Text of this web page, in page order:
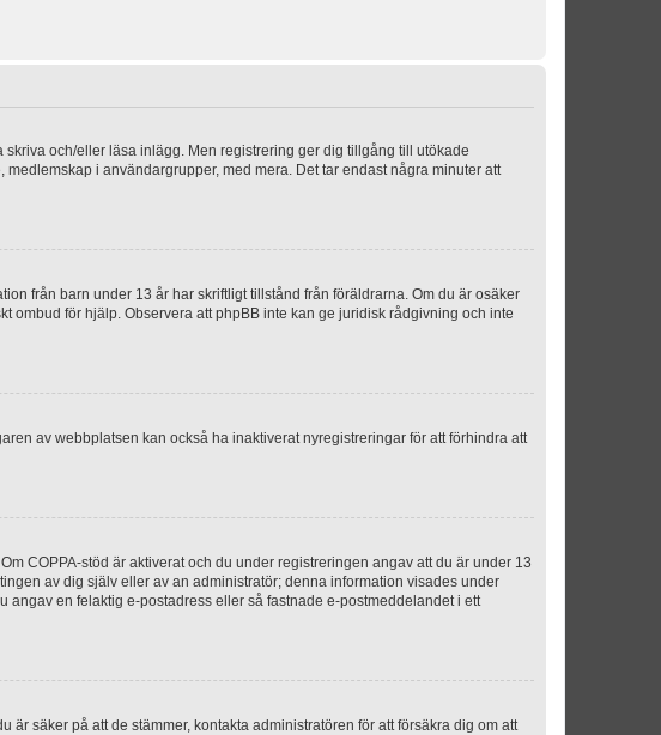
och/eller läsa inlägg. Men registrering ger dig tillgång till utökade
i användargrupper, med mera. Det tar endast några minuter att
från barn under 13 år har skriftligt tillstånd från föräldrarna. Om du är osäker
ombud för hjälp. Observera att phpBB inte kan ge juridisk rådgivning och inte
av webbplatsen kan också ha inaktiverat nyregistreringar för att förhindra att
COPPA-stöd är aktiverat och du under registreringen angav att du är under 13
av dig själv eller av an administratör; denna information visades under
angav en felaktig e-postadress eller så fastnade e-postmeddelandet i ett
säker på att de stämmer, kontakta administratören för att försäkra dig om att